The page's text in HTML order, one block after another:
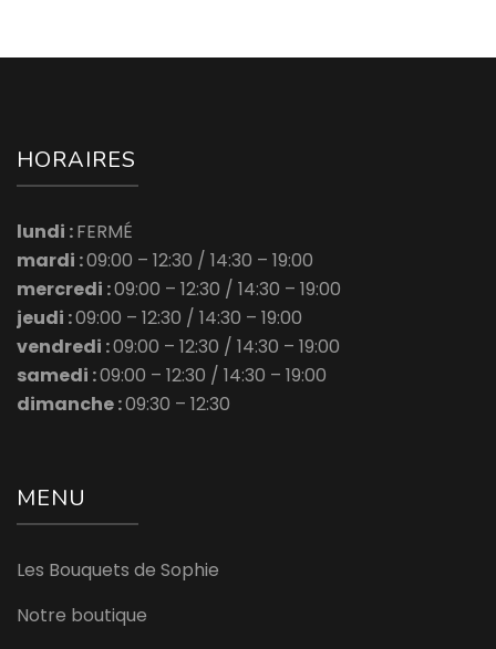
HORAIRES
lundi :FERMÉ
mardi :09:00 – 12:30 / 14:30 – 19:00
mercredi :09:00 – 12:30 / 14:30 – 19:00
jeudi :09:00 – 12:30 / 14:30 – 19:00
vendredi :09:00 – 12:30 / 14:30 – 19:00
samedi :09:00 – 12:30 / 14:30 – 19:00
dimanche :09:30 – 12:30
MENU
Les Bouquets de Sophie
Notre boutique